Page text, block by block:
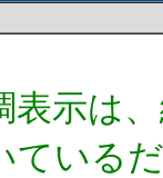
示は
ている